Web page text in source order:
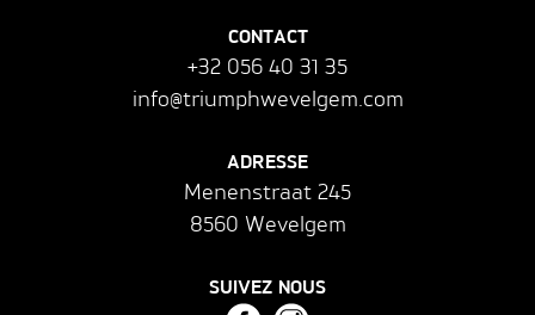
CONTACT
+32 056 40 31 35
info@triumphwevelgem.com
ADRESSE
Menenstraat 245
8560 Wevelgem
SUIVEZ NOUS